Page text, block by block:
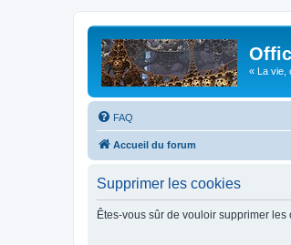
« La vie,
FAQ
Accueil du forum
Supprimer les cookies
Êtes-vous sûr de vouloir supprimer les